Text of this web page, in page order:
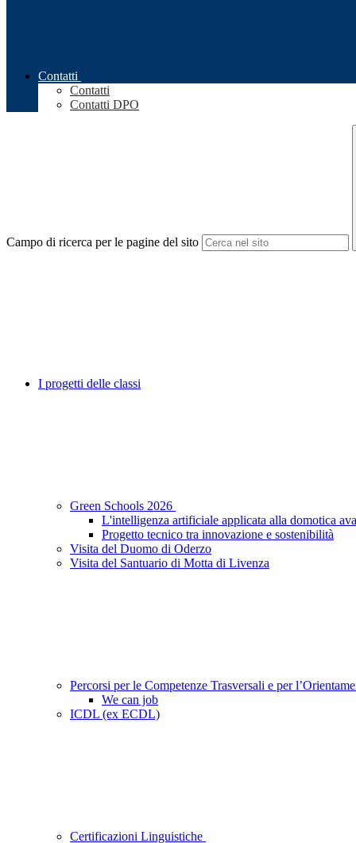
Contatti
Contatti
Contatti DPO
Campo di ricerca per le pagine del sito
I progetti delle classi
Green Schools 2026
L'intelligenza artificiale applicata alla domotica
Progetto tecnico tra innovazione e sostenibilità
Visita del Duomo di Oderzo
Visita del Santuario di Motta di Livenza
Percorsi per le Competenze Trasversali e per
We can job
ICDL (ex ECDL)
Certificazioni Linguistiche